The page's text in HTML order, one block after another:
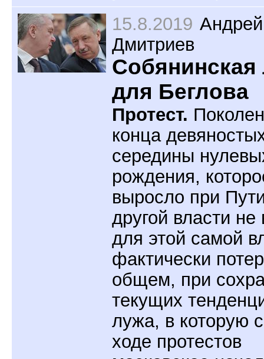
15.8.2019 Андрей
Дмитриев
Собянинская
для Беглова
Протест.
конца
середины
рождения,
выросло при
другой власти не
для этой самой
фактически
общем, при
текущих
лужа, в которую
ходе протестов